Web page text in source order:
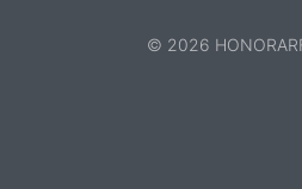
© 2026